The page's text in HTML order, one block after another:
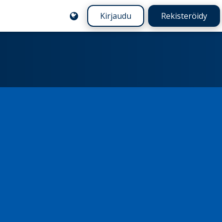
Kirjaudu Rekisteröidy